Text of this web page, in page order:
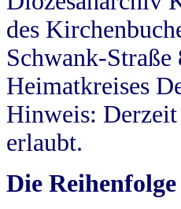
des
Schwank-
Heimatkreises
Hinweis: Derzeit
erlaubt.
Die